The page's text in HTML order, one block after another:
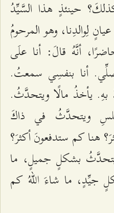
حینئذٍ هذا السَّیِّدُ
لِوالدِنا، وهو المرحومُ
أنَّهُ قالَ: أنا علَى
أنا بنفسِي سمعتُ.
بهِ. یأخذُ مالًا ویتحدَّثُ.
ویتحدَّثُ في ذاكَ
هنا كم ستدفعونَ أكثرَ؟
بشكلٍ جمیلٍ، ما
جیِّدٍ، ما شاءَ اللّهُ كم